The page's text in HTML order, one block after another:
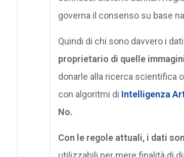
governa il consenso su base
Quindi di chi sono davvero i
proprietario di quelle
donarle alla ricerca scientifica
con algoritmi di Intelligenza
No.
Con le regole attuali, i dati